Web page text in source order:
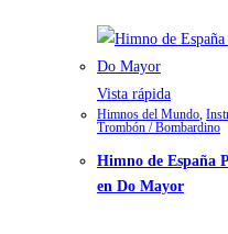
Vista rápida
Himnos del Mundo,
Trombón / Bombardino
Himno de España
en Do Mayor